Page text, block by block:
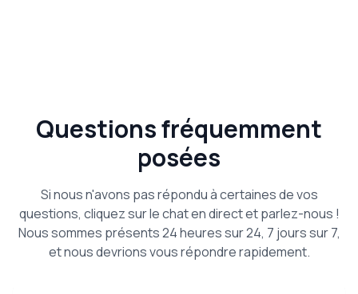
Questions fréquemment
posées
Si nous n'avons pas répondu à certaines de vos
questions, cliquez sur le chat en direct et parlez-nous !
Nous sommes présents 24 heures sur 24, 7 jours sur 7,
et nous devrions vous répondre rapidement.